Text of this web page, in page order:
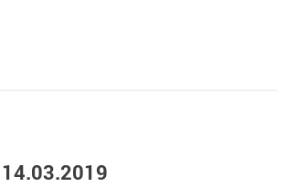
14.03.2019